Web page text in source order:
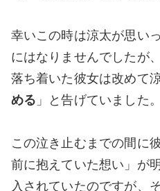
幸いこの時は涼太が思い
にはなりませんでしたが
落ち着いた彼女は改めて
める 」と告げていました。
この泣き止むまでの間に
前に抱えていた想い」が
入されていたのですが、